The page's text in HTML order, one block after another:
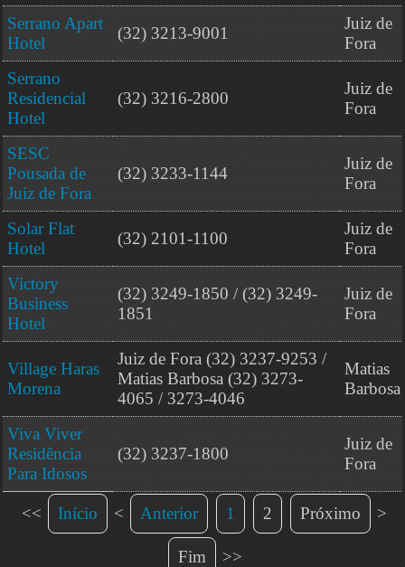
<< Início < Anterior 1 2 Próximo >
Fim >>
Serrano Apart
Hotel
(32) 3213-9001
Juiz de
Fora
Serrano
Residencial
Hotel
(32) 3216-2800
Juiz de
Fora
SESC
Pousada de
Juiz de Fora
(32) 3233-1144
Juiz de
Fora
Solar Flat
Hotel
(32) 2101-1100
Juiz de
Fora
Victory
Business
Hotel
(32) 3249-1850 / (32) 3249-
1851
Juiz de
Fora
Village Haras
Morena
Juiz de Fora (32) 3237-9253 /
Matias Barbosa (32) 3273-
4065 / 3273-4046
Matias
Barbosa
Viva Viver
Residência
Para Idosos
(32) 3237-1800
Juiz de
Fora